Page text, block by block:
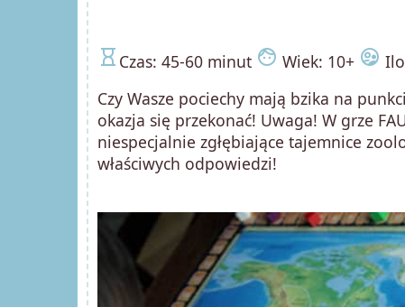
hourglass_empty Czas: 45-60 minut face Wiek: 10+ supervised_user_circle
Czy Wasze pociechy mają bzika na
okazja się przekonać! Uwaga! W grze
niespecjalnie zgłębiające tajemnice
właściwych odpowiedzi!